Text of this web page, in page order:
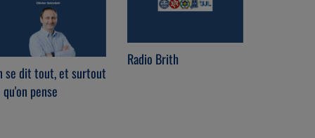
se dit tout, et surtout
qu'on pense
Radio Brith